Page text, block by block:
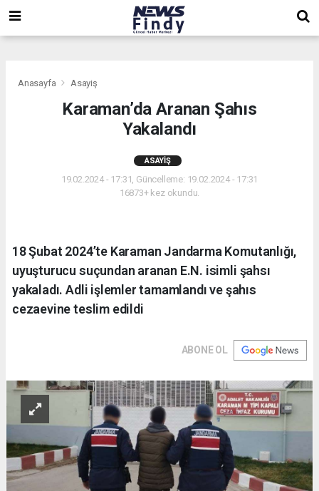
Anasayfa Asayiş
Karaman’da Aranan Şahıs
Yakalandı
ASAYIŞ
19.02.2024 - 17:31, Güncelleme: 19.02.2024 - 17:31
16873+ kez okundu.
18 Şubat 2024’te Karaman Jandarma Komutanlığı,
uyuşturucu suçundan aranan E.N. isimli şahsı
yakaladı. Adli işlemler tamamlandı ve şahıs
cezaevine teslim edildi
ABONE OL